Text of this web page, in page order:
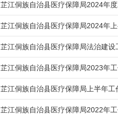
芷江侗族自治县医疗保障局2024年
芷江侗族自治县医疗保障局2024年
芷江侗族自治县医疗保障局法治建设
芷江侗族自治县医疗保障局2023年
芷江侗族自治县医疗保障局上半年工
芷江侗族自治县医疗保障局2022年